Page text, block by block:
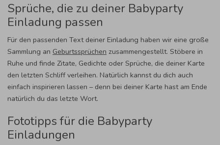
Sprüche, die zu deiner Babyparty
Einladung passen
Für den passenden Text deiner Einladung haben wir eine große
Sammlung an Geburtssprüchen zusammengestellt. Stöbere in
Ruhe und finde Zitate, Gedichte oder Sprüche, die deiner Karte
den letzten Schliff verleihen. Natürlich kannst du dich auch
einfach inspirieren lassen – denn bei deiner Karte hast am Ende
natürlich du das letzte Wort.
Fototipps für die Babyparty
Einladungen